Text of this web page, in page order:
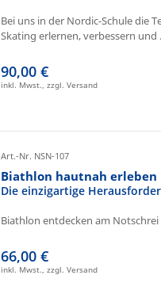
Bei uns in der Nordic-Schule die
Skating erlernen, verbessern und
90,00 €
inkl. Mwst., zzgl. Versand
Art.-Nr. NSN-107
Biathlon hautnah erleben
Die einzigartige
Biathlon entdecken am
66,00 €
inkl. Mwst., zzgl. Versand